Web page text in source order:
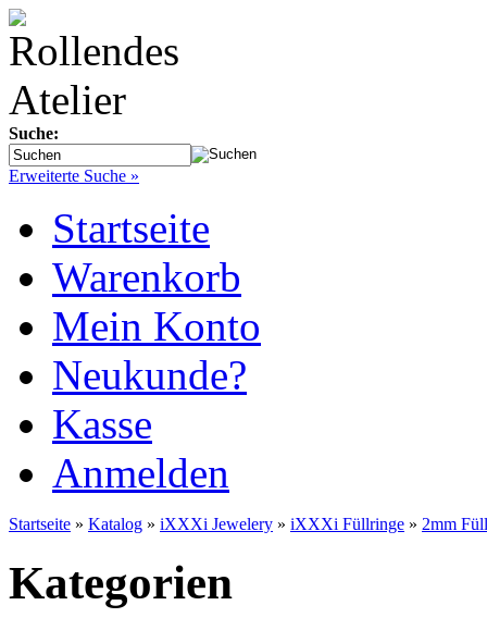
Suche:
Erweiterte Suche »
Startseite
Warenkorb
Mein Konto
Neukunde?
Kasse
Anmelden
Startseite » Katalog » iXXXi Jewelery » iXXXi Füllringe » 2mm
Kategorien